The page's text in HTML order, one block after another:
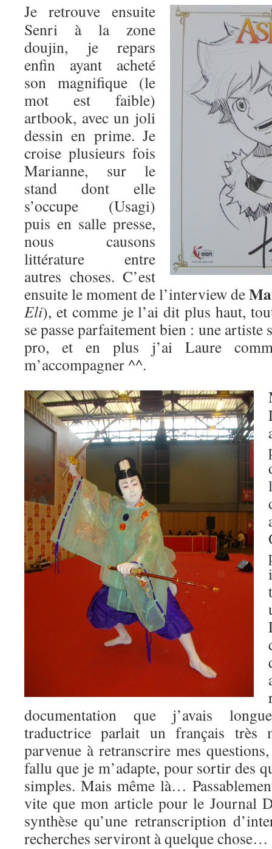
Je retrouve ensuite
Senri à la zone
doujin, je repars
enfin ayant acheté
son magnifique (le
mot est faible)
artbook, avec un joli
dessin en prime. Je
croise plusieurs fois
Marianne, sur le
stand dont elle
s’occupe (Usagi)
puis en salle presse,
nous causons
littérature entre
autres choses. C’est
ensuite le moment de l’interview de
Eli), et comme je l’ai dit plus haut,
se passe parfaitement bien : une artiste
pro, et en plus j’ai Laure
m’accompagner ^^.
documentation que j’avais
traductrice parlait un français très
parvenue à retranscrire mes
fallu que je m’adapte, pour sortir des
simples. Mais même là…
vite que mon article pour le Journal
synthèse qu’une retranscription
recherches serviront à quelque chose…